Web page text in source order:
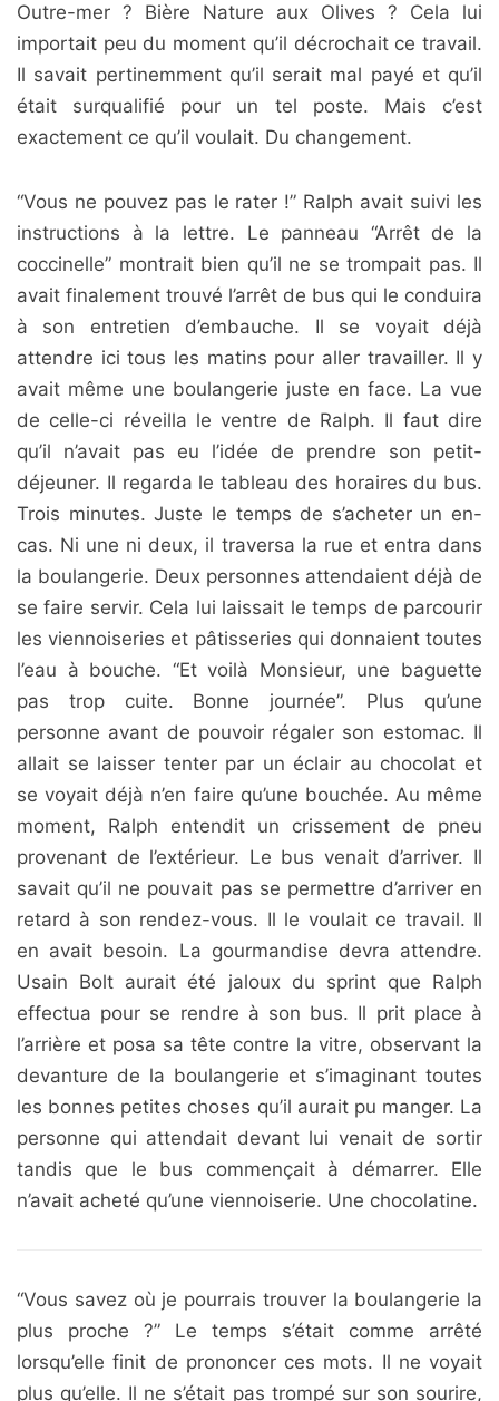
Outre-mer ? Bière Nature aux Olives ? Cela lui
importait peu du moment qu’il décrochait ce travail.
Il savait pertinemment qu’il serait mal payé et qu’il
était surqualifié pour un tel poste. Mais c’est
exactement ce qu’il voulait. Du changement.
“Vous ne pouvez pas le rater !” Ralph avait suivi les
instructions à la lettre. Le panneau “Arrêt de la
coccinelle” montrait bien qu’il ne se trompait pas. Il
avait finalement trouvé l’arrêt de bus qui le conduira
à son entretien d’embauche. Il se voyait déjà
attendre ici tous les matins pour aller travailler. Il y
avait même une boulangerie juste en face. La vue
de celle-ci réveilla le ventre de Ralph. Il faut dire
qu’il n’avait pas eu l’idée de prendre son petit-
déjeuner. Il regarda le tableau des horaires du bus.
Trois minutes. Juste le temps de s’acheter un en-
cas. Ni une ni deux, il traversa la rue et entra dans
la boulangerie. Deux personnes attendaient déjà de
se faire servir. Cela lui laissait le temps de parcourir
les viennoiseries et pâtisseries qui donnaient toutes
l’eau à bouche. “Et voilà Monsieur, une baguette
pas trop cuite. Bonne journée”. Plus qu’une
personne avant de pouvoir régaler son estomac. Il
allait se laisser tenter par un éclair au chocolat et
se voyait déjà n’en faire qu’une bouchée. Au même
moment, Ralph entendit un crissement de pneu
provenant de l’extérieur. Le bus venait d’arriver. Il
savait qu’il ne pouvait pas se permettre d’arriver en
retard à son rendez-vous. Il le voulait ce travail. Il
en avait besoin. La gourmandise devra attendre.
Usain Bolt aurait été jaloux du sprint que Ralph
effectua pour se rendre à son bus. Il prit place à
l’arrière et posa sa tête contre la vitre, observant la
devanture de la boulangerie et s’imaginant toutes
les bonnes petites choses qu’il aurait pu manger. La
personne qui attendait devant lui venait de sortir
tandis que le bus commençait à démarrer. Elle
n’avait acheté qu’une viennoiserie. Une chocolatine.
“Vous savez où je pourrais trouver la boulangerie la
plus proche ?” Le temps s’était comme arrêté
lorsqu’elle finit de prononcer ces mots. Il ne voyait
plus qu’elle. Il ne s’était pas trompé sur son sourire,